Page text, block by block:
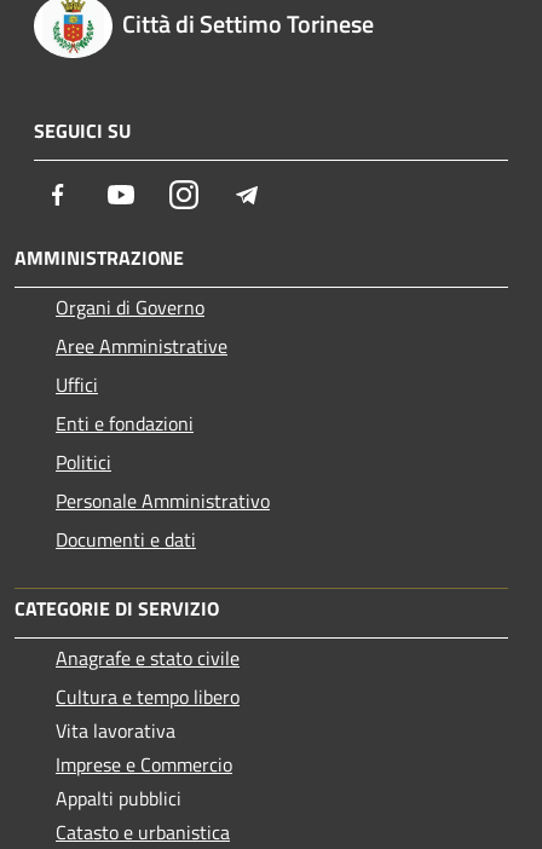
Città di Settimo Torinese
SEGUICI SU
Facebook YoutubeInstagram
AMMINISTRAZIONE
Organi di Governo
Aree Amministrative
Uffici
Enti e fondazioni
Politici
Personale Amministrativo
Documenti e dati
CATEGORIE DI SERVIZIO
Anagrafe e stato civile
Cultura e tempo libero
Vita lavorativa
Imprese e Commercio
Appalti pubblici
Catasto e urbanistica